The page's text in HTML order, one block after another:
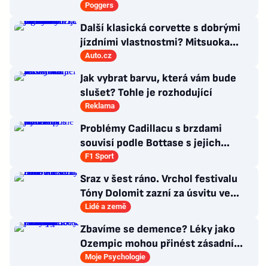
Poggers
Další klasická corvette s dobrými
jízdními vlastnostmi? Mitsuoka
znovu využije legendární MX-5
Auto.cz
Jak vybrat barvu, která vám bude
slušet? Tohle je rozhodující
Reklama
Problémy Cadillacu s brzdami
souvisí podle Bottase s jejich
chlazením
F1 Sport
Sraz v šest ráno. Vrchol festivalu
Tóny Dolomit zazní za úsvitu ve
3000 metrech
Lidé a země
Zbavíme se demence? Léky jako
Ozempic mohou přinést zásadní
průlom v léčbě Alzheimerovy
Moje Psychologie